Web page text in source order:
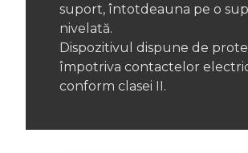
suport, întotdeauna pe o
nivelată.
Dispozitivul dispune de
împotriva contactelor
conform clasei II.